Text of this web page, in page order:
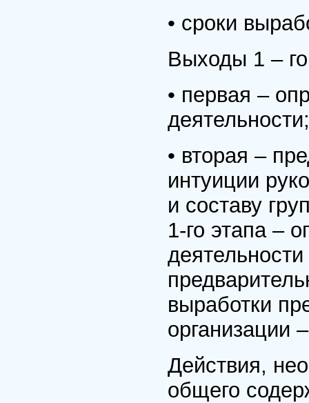
• сроки
Выходы 1 –
• первая –
деятельности;
• вторая –
интуиции
и составу
1-го этапа –
выработки
организации
Действия,
общего